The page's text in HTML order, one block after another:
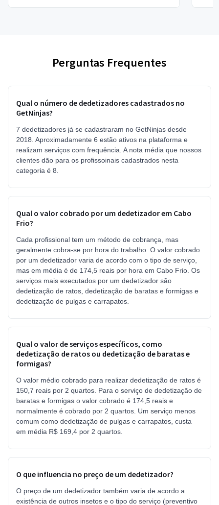
Perguntas Frequentes
Qual o número de dedetizadores cadastrados no
GetNinjas?
7 dedetizadores já se cadastraram no GetNinjas desde
2018. Aproximadamente 6 estão ativos na plataforma e
realizam serviços com frequência. A nota média que nossos
clientes dão para os profissoinais cadastrados nesta
categoria é 8.
Qual o valor cobrado por um dedetizador em Cabo
Frio?
Cada profissional tem um método de cobrança, mas
geralmente cobra-se por hora do trabalho. O valor cobrado
por um dedetizador varia de acordo com o tipo de serviço,
mas em média é de 174,5 reais por hora em Cabo Frio. Os
serviços mais executados por um dedetizador são
dedetização de ratos, dedetização de baratas e formigas e
dedetização de pulgas e carrapatos.
Qual o valor de serviços específicos, como
dedetização de ratos ou dedetização de baratas e
formigas?
O valor médio cobrado para realizar dedetização de ratos é
150,7 reais por 2 quartos. Para o serviço de dedetização de
baratas e formigas o valor cobrado é 174,5 reais e
normalmente é cobrado por 2 quartos. Um serviço menos
comum como dedetização de pulgas e carrapatos, custa
em média R$ 169,4 por 2 quartos.
O que influencia no preço de um dedetizador?
O preço de um dedetizador também varia de acordo a
existência de outros insetos e o tipo do serviço (preventivo